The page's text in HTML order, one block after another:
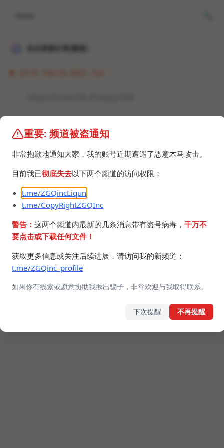
©2024 ZGQ Inc.All rights reserved
重要: 频道被盗通知
非常抱歉地通知大家，我的账号近期遭遇了恶意木马攻击。
目前我已彻底失去以下两个频道的访问权限：
t.me/ZGQincLiqun
t.me/CopyRightZGQInc
警告： 这两个频道内最新的几条消息带有盗号病毒， 千万不
要点击或下载任何文件！
获取更多信息或关注后续进展，请访问我的新频道：
t.me/ZGQinc_profile
如果你有线索或愿意协助我揪出骗子，非常欢迎与我取得联系。
下次提醒 不再提醒